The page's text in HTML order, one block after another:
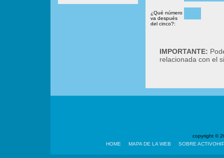
¿Qué número
va después
del cinco?:
IMPORTANTE:
relacionada con el
copyright ©
HOME
MAPA DE LA WEB SOBRE